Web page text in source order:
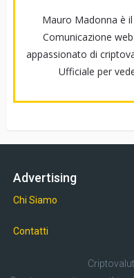
Mauro Madonna è
Comunicazione
appassionato di
Ufficiale per
Advertising
Chi Siamo
Contatti